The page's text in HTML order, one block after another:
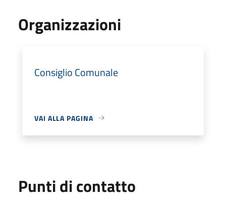
Organizzazioni
Consiglio Comunale
VAI ALLA PAGINA
Punti di contatto